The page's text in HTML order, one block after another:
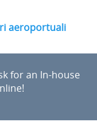
aeroportuali
for an In-house